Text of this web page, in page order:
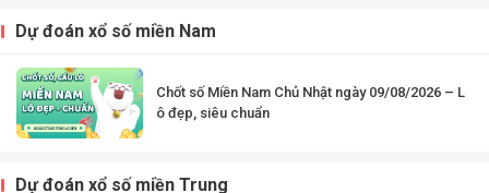
Dự đoán xổ số miền Nam
Chốt số Miền Nam Chủ Nhật ngày 09/08/2026 – L
ô đẹp, siêu chuẩn
Dự đoán xổ số miền Trung